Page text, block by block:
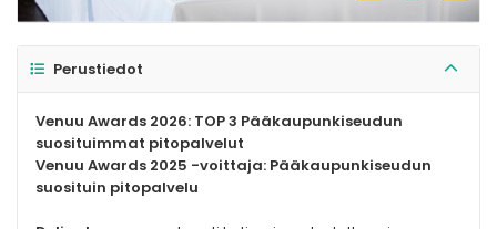
Perustiedot
Venuu Awards 2026: TOP 3 Pääkaupunkiseudun
suosituimmat pitopalvelut
Venuu Awards 2025 -voittaja: Pääkaupunkiseudun
suosituin pitopalvelu